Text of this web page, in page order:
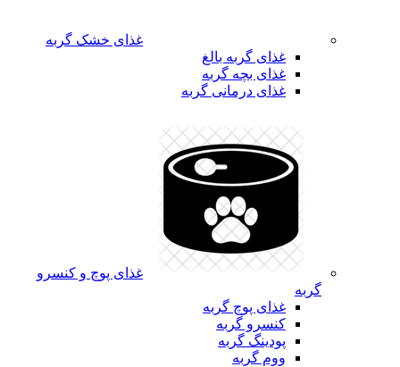
غذای خشک گربه
غذای گربه بالغ
غذای بچه گربه
غذای درمانی گربه
غذای پوچ و کنسرو
گربه
غذای پوچ گربه
کنسرو گربه
پودینگ گربه
ووم گربه